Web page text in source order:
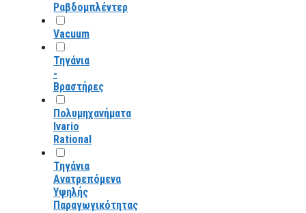
Ραβδομπλέντερ
Vacuum
Τηγάνια
-
Βραστήρες
Πολυμηχανήματα
Ivario
Rational
Τηγάνια
Ανατρεπόμενα
Υψηλής
Παραγωγικότητας